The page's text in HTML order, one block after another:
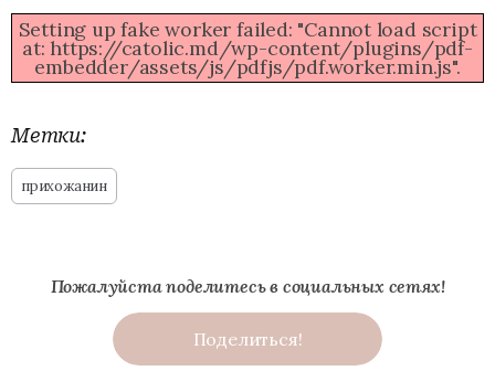
Setting up fake worker failed: "Cannot load script
at: https://catolic.md/wp-content/plugins/pdf-
embedder/assets/js/pdfjs/pdf.worker.min.js".
Метки:
прихожанин
Пожалуйста поделитесь в социальных сетях!
Поделиться!